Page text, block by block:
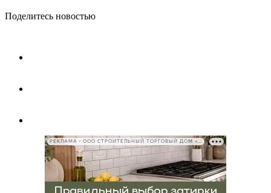
Поделитесь новостью
РЕКЛАМА • ООО СТРОИТЕЛЬНЫЙ ТОРГОВЫЙ ДОМ «ПЕТРОВИЧ», ИНН 7802348846